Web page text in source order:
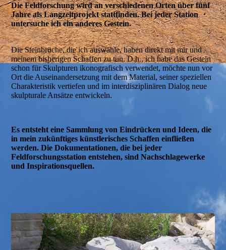
Die Feldforschung wird an verschiedenen Orten über fünf
Jahre als Langzeitprojekt stattfinden. Bei jeder Station
untersuche ich ein anderes Gestein.
Die Steinbrüche, die ich auswähle, haben direkt mit mir und
meinem bisherigen Schaffen zu tun. D.h., ich habe das Gestein
schon für Skulpturen ikonografisch verwendet, möchte nun vor
Ort die Auseinandersetzung mit dem Material, seiner speziellen
Charakteristik vertiefen und im interdisziplinären Dialog neue
skulpturale Ansätze entwickeln.
Es entsteht eine Sammlung von Eindrücken und Ideen, die
in mein zukünftiges künstlerisches Schaffen einfließen
werden. Die Dokumentationen, die bei jeder
Feldforschungsstation entstehen, sind Nachschlagewerke
und Inspirationsquellen.